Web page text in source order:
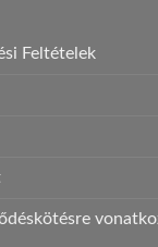
Feltételek